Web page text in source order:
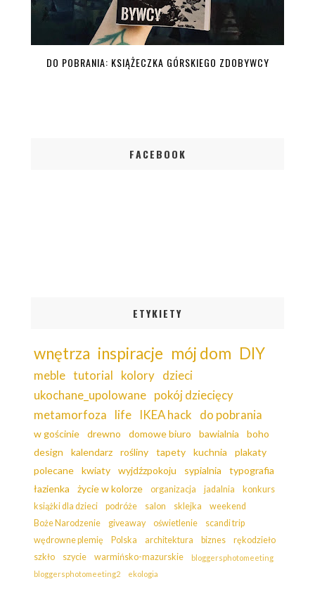
DO POBRANIA: KSIĄŻECZKA GÓRSKIEGO ZDOBYWCY
FACEBOOK
ETYKIETY
wnętrza inspiracje mój dom DIY
meble tutorial kolory dzieci
ukochane_upolowane pokój dziecięcy
metamorfoza
life IKEA hack do pobrania
w gościnie drewno domowe biuro bawialnia
boho
design
kalendarz rośliny tapety kuchnia
plakaty
polecane
kwiaty wyjdźzpokoju sypialnia
typografia
łazienka
życie w kolorze organizacja jadalnia
konkurs
książki dla dzieci
podróże salon sklejka
weekend
Boże Narodzenie
giveaway oświetlenie
scandi trip
wędrowne plemię
Polska architektura biznes
rękodzieło
szkło
szycie warmińsko-mazurskie
bloggersphotomeeting
bloggersphotomeeting2
ekologia